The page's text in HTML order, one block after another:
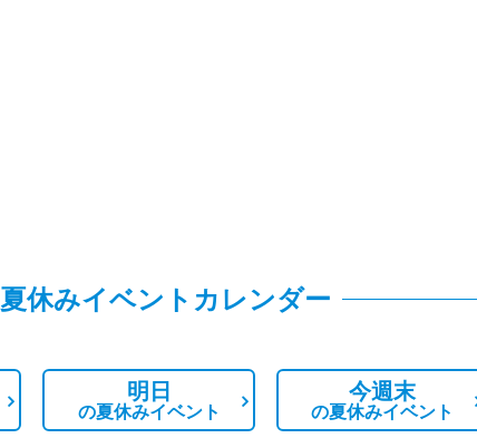
夏休みイベントカレンダー
明日
の夏休みイベント
今週末
の夏休みイベント